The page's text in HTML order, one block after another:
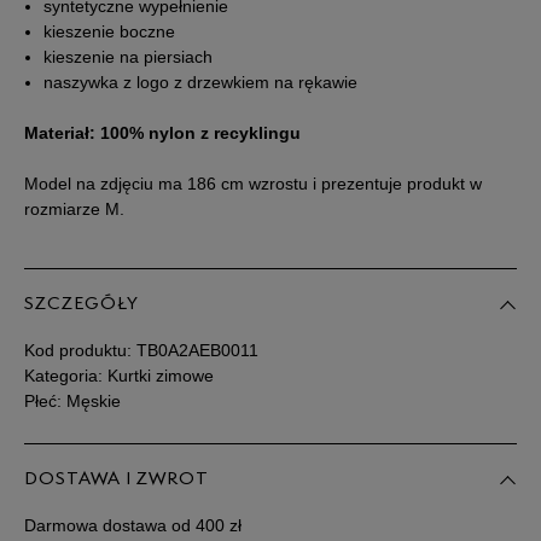
XXXL
Powiadom o
dostępności
syntetyczne wypełnienie
kieszenie boczne
kieszenie na piersiach
naszywka z logo z drzewkiem na rękawie
Materiał: 100% nylon z recyklingu
Model na zdjęciu ma 186 cm wzrostu i prezentuje produkt w
rozmiarze M.
SZCZEGÓŁY
Kod produktu: TB0A2AEB0011
Kategoria: Kurtki zimowe
Płeć: Męskie
DOSTAWA I ZWROT
Darmowa dostawa od 400 zł